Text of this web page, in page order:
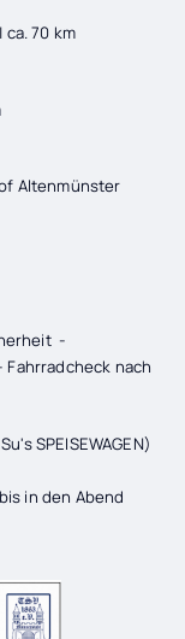
70 km
Altenmünster
-
nach
SPEISEWAGEN)
in den Abend